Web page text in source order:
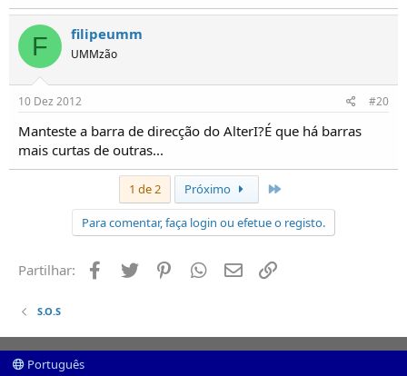
F filipeumm
UMMzão
10 Dez 2012 #20
Manteste a barra de direcção do AlterI?É que há barras
mais curtas de outras...
1 de 2 Próximo
Para comentar, faça login ou efetue o registo.
Partilhar: Facebook
Twitter PinterestWhatsapp
Email
S.O.S
Português